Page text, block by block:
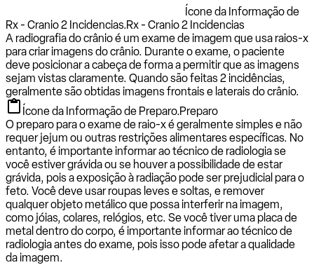
Ícone da Informação de
Rx - Cranio 2 Incidencias.Rx - Cranio 2 Incidencias
A radiografia do crânio é um exame de imagem que usa raios-x
para criar imagens do crânio. Durante o exame, o paciente
deve posicionar a cabeça de forma a permitir que as imagens
sejam vistas claramente. Quando são feitas 2 incidências,
geralmente são obtidas imagens frontais e laterais do crânio.
Ícone da Informação de Preparo.Preparo
O preparo para o exame de raio-x é geralmente simples e não
requer jejum ou outras restrições alimentares específicas. No
entanto, é importante informar ao técnico de radiologia se
você estiver grávida ou se houver a possibilidade de estar
grávida, pois a exposição à radiação pode ser prejudicial para o
feto. Você deve usar roupas leves e soltas, e remover
qualquer objeto metálico que possa interferir na imagem,
como jóias, colares, relógios, etc. Se você tiver uma placa de
metal dentro do corpo, é importante informar ao técnico de
radiologia antes do exame, pois isso pode afetar a qualidade
da imagem.